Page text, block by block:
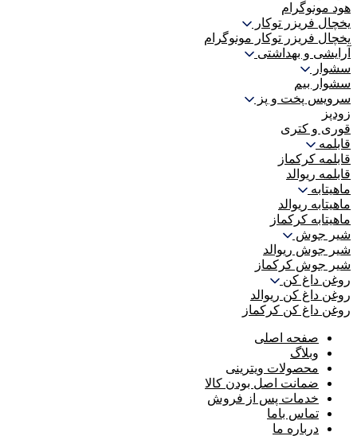
هود مونوگرام
یخچال فریزر توکار
یخچال فریزر توکار مونوگرام
آرایشی و بهداشتی
سشوار
سشوار بیم
سرویس پخت و پز
زودپز
قوری و کتری
قابلمه
قابلمه کرکماز
قابلمه ریوالد
ماهیتابه
ماهیتابه ریوالد
ماهیتابه کرکماز
شیر جوش
شیر جوش ریوالد
شیر جوش کرکماز
روغن داغ کن
روغن داغ کن ریوالد
روغن داغ کن کرکماز
صفحه اصلی
وبلاگ
محصولات ویترینی
ضمانت اصل بودن کالا
خدمات پس از فروش
تماس باما
درباره ما